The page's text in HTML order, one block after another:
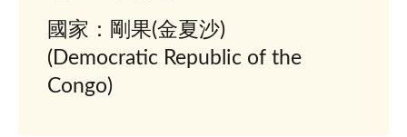
國家：剛果(金夏沙)
(Democratic Republic of the
Congo)